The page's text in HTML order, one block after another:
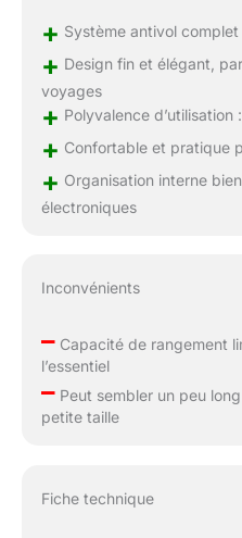
+ Système antivol
+ Design fin et élégant,
voyages
+ Polyvalence
+ Confortable et pratique
+ Organisation interne
électroniques
Inconvénients
–Capacité de rangement
l’essentiel
–Peut sembler un peu
petite taille
Fiche technique